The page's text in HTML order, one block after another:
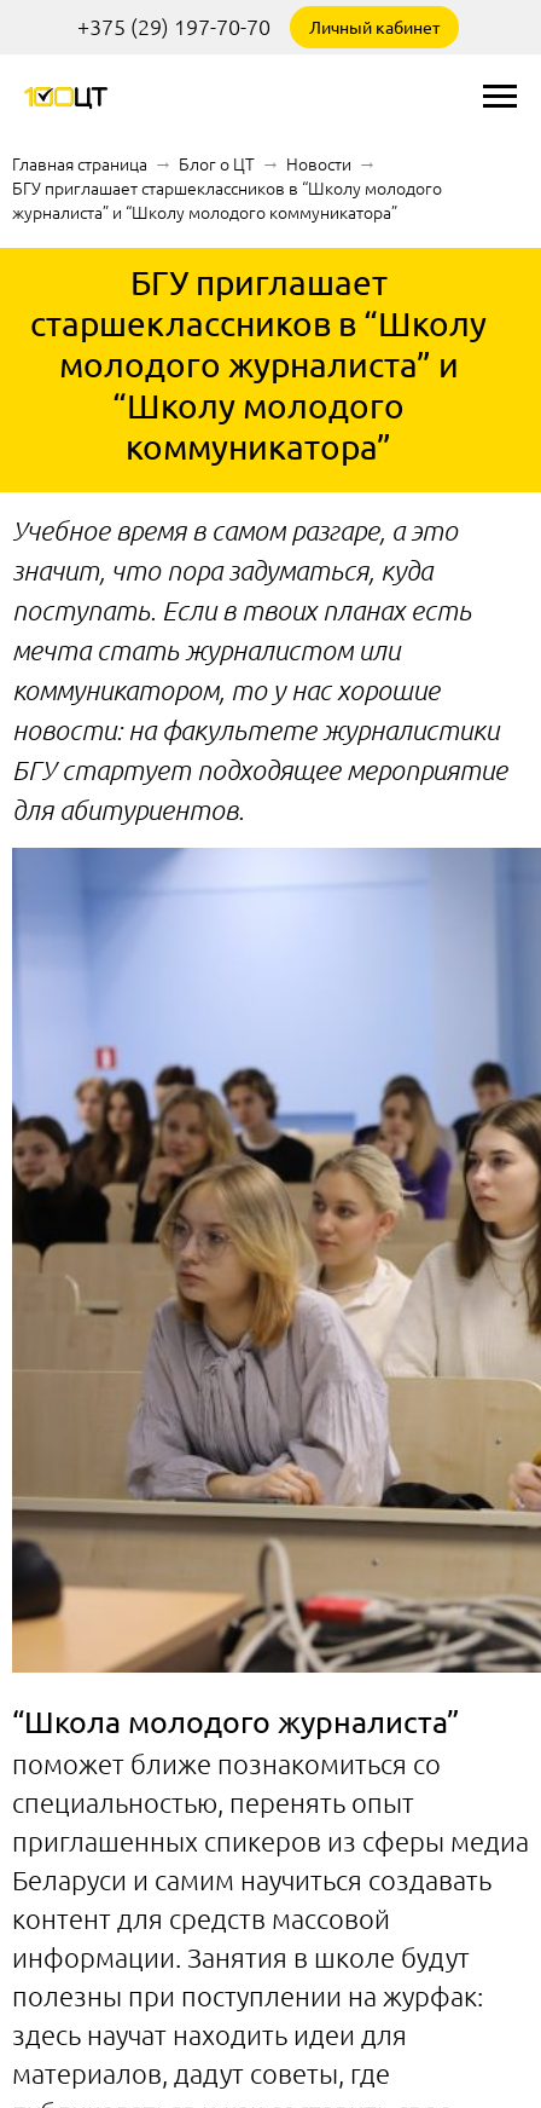
+375 (29) 197-70-70 Личный кабинет
Главная страница → Блог о ЦТ → Новости →
БГУ приглашает старшеклассников в “Школу молодого
журналиста” и “Школу молодого коммуникатора”
БГУ приглашает
старшеклассников в “Школу
молодого журналиста” и
“Школу молодого
коммуникатора”
Учебное время в самом разгаре, а это
значит, что пора задуматься, куда
поступать. Если в твоих планах есть
мечта стать журналистом или
коммуникатором, то у нас хорошие
новости: на факультете журналистики
БГУ стартует подходящее мероприятие
для абитуриентов.
“Школа молодого журналиста”
поможет ближе познакомиться со
специальностью, перенять опыт
приглашенных спикеров из сферы медиа
Беларуси и самим научиться создавать
контент для средств массовой
информации. Занятия в школе будут
полезны при поступлении на журфак:
здесь научат находить идеи для
материалов, дадут советы, где